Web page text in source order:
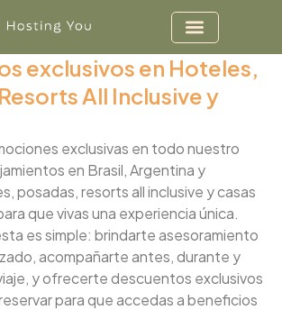
exclusivos en Hoteles,
All Inclusive y
exclusivas en todo nuestro
en Brasil, Argentina y
posadas, resorts all inclusive y casas
que vivas una experiencia única.
es simple: brindarte asesoramiento
acompañarte antes, durante y
y ofrecerte descuentos exclusivos
para que accedas a beneficios